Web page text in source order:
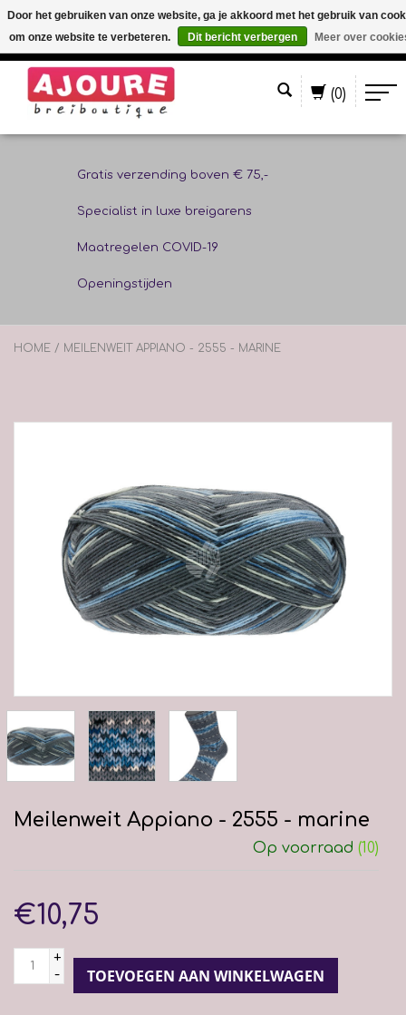
(0)
Gratis verzending boven € 75,-
Specialist in luxe breigarens
Maatregelen COVID-19
Openingstijden
HOME / MEILENWEIT APPIANO - 2555 - MARINE
Meilenweit Appiano - 2555 - marine
Op voorraad (10)
€10,75
+
-
TOEVOEGEN AAN WINKELWAGEN
Door het gebruiken van onze website, ga je akkoord met het gebruik van
om onze website te verbeteren.
Dit bericht verbergen Meer over